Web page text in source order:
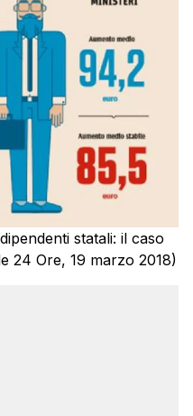
statali: il caso
24 Ore, 19 marzo 2018)